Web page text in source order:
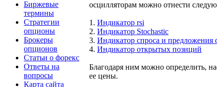
Биржевые
термины
Стратегии
опционы
Брокеры
опционов
Статьи о форекс
Ответы на
вопросы
Карта сайта
осцилляторам можно отнести
1. Индикатор rsi
2. Индикатор Stochastic
3. Индикатор спроса и предложения
4. Индикатор открытых позиций
Благодаря ним можно определить,
ее цены.